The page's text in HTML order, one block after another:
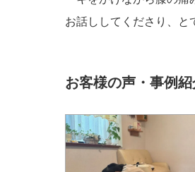
お話ししてくださり、
お客様の声・事例